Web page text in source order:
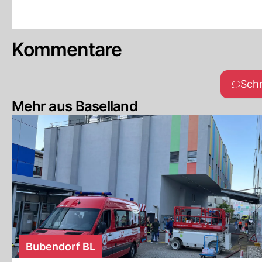
Kommentare
Mehr aus Baselland
Bubendorf BL